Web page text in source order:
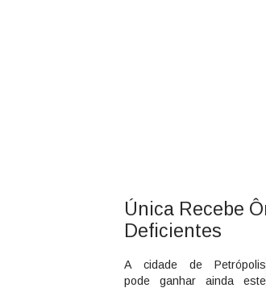
Única Recebe
Deficientes
A cidade de Petrópolis
pode ganhar ainda este